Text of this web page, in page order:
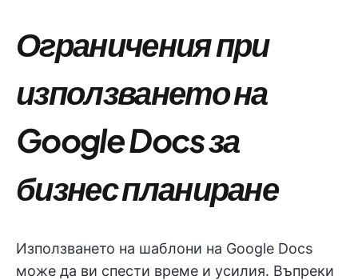
Ограничения при
използването на
Google Docs за
бизнес планиране
Използването на шаблони на Google Docs
може да ви спести време и усилия. Въпреки